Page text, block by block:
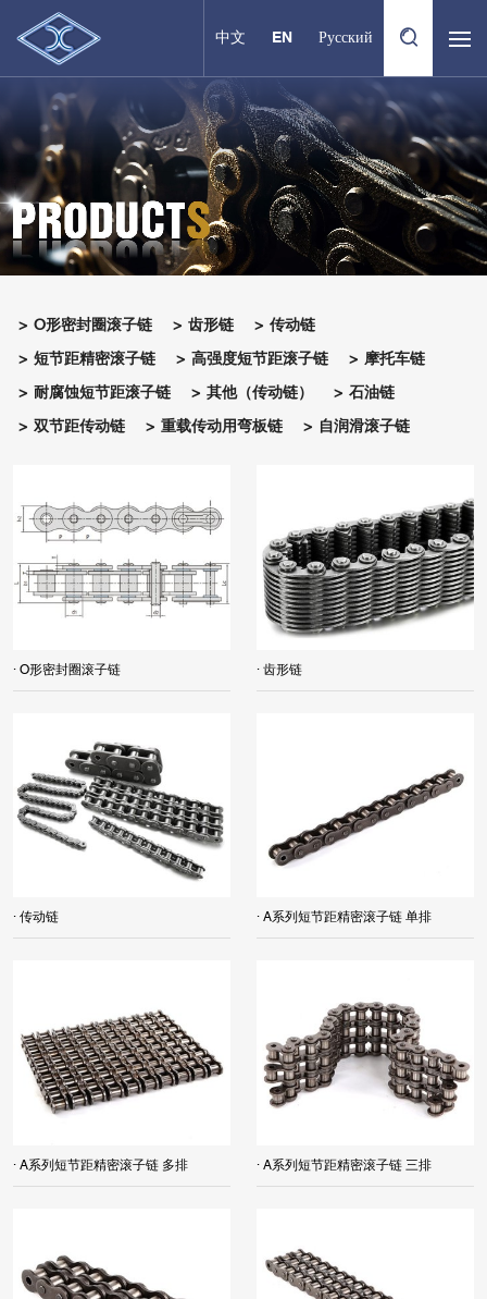
中文 EN Русский
O形密封圈滚子链 齿形链
传动链
短节距精密滚子链
高强度短节距滚子链
摩托车链
耐腐蚀短节距滚子链
其他（传动链）
石油链
双节距传动链
重载传动用弯板链 自润滑滚子链
· O形密封圈滚子链 · 齿形链
· 传动链 · A系列短节距精密滚子链 单排
· A系列短节距精密滚子链 多排 · A系列短节距精密滚子链 三排